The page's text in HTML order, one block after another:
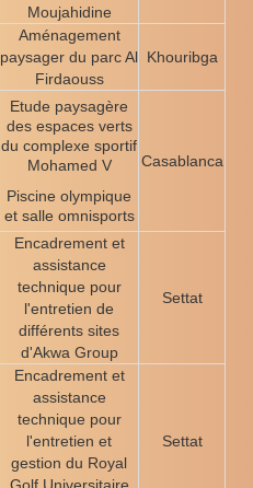
Moujahidine
Aménagement
paysager du parc Al
Firdaouss
Khouribga
Etude paysagère
des espaces verts
du complexe sportif
Mohamed V
Piscine olympique
et salle omnisports
Casablanca
Encadrement et
assistance
technique pour
l'entretien de
différents sites
d'Akwa Group
Settat
Encadrement et
assistance
technique pour
l'entretien et
gestion du Royal
Golf Universitaire
Settat